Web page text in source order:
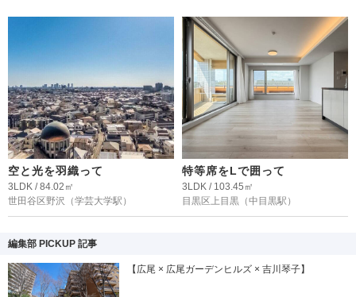
空と光を羽織って
3LDK / 84.02㎡
世田谷区野沢 （学芸大学駅）
特等席をLで囲って
3LDK / 103.45㎡
目黒区上目黒 （中目黒駅）
編集部 PICKUP 記事
【広尾 × 広尾ガーデンヒルズ × 吉川琴子】